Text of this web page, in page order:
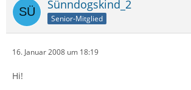
Sünndogskind_2
Senior-Mitglied
16. Januar 2008 um 18:19
Hi!